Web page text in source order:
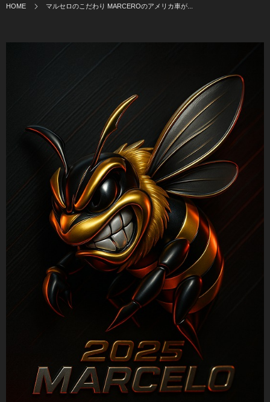
HOME マルセロのこだわり MARCEROのアメリカ車が...